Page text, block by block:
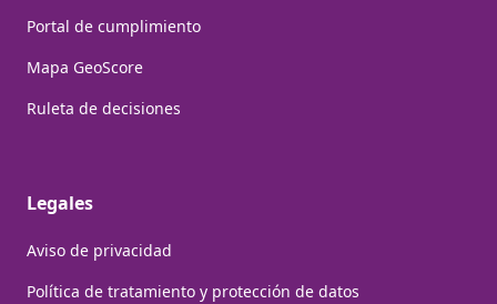
Portal de cumplimiento
Mapa GeoScore
Ruleta de decisiones
Legales
Aviso de privacidad
Política de tratamiento y protección de datos